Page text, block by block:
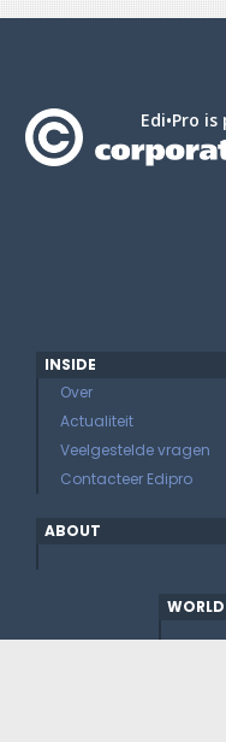
Edi•Pro
INSIDE
Over
Actualiteit
Veelgestelde vragen
Contacteer Edipro
ABOUT
WORLD